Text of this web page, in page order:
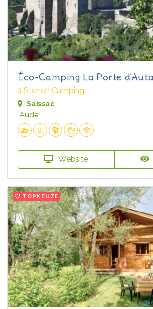
Éco-Camping La Porte
3 Sterren Camping
Saissac
Aude
Website
TOPKEUZE